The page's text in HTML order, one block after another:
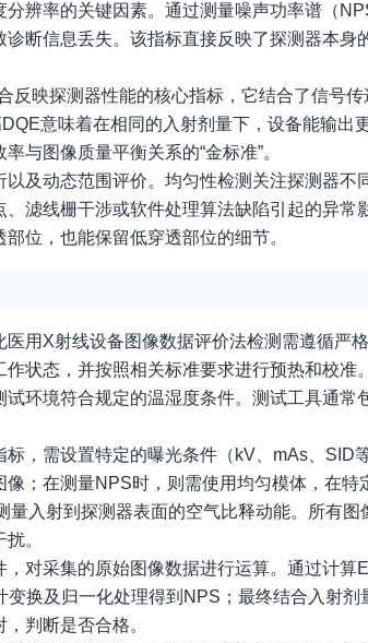
辨率的关键因素。通过测量噪声功率谱（
断信息丢失。该指标直接反映了探测器本身
反映探测器性能的核心指标，它结合了信号
意味着在相同的入射剂量下，设备能输出
与图像质量平衡关系的“金标准”。
及动态范围评价。均匀性检测关注探测器
滤线栅干涉或软件处理算法缺陷引起的异常
位，也能保留低穿透部位的细节。
用X射线设备图像数据评价法检测需遵循严
状态，并按照相关标准要求进行预热和校
环境符合规定的温湿度条件。测试工具通常
，需设置特定的曝光条件（kV、mAs、SID
；在测量NPS时，则需使用均匀模体，在特
入射到探测器表面的空气比释动能。所有
。
对采集的原始图像数据进行运算。通过计
换及归一化处理得到NPS；最终结合入射
判断是否合格。